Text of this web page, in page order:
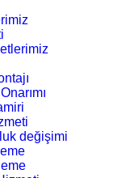
değişimi